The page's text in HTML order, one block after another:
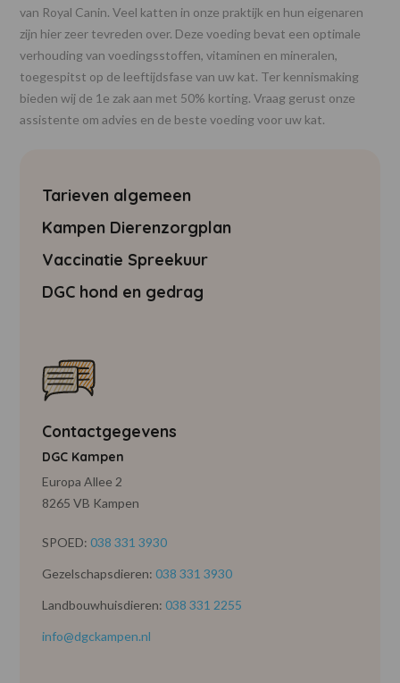
van Royal Canin. Veel katten in onze praktijk en hun eigenaren
zijn hier zeer tevreden over. Deze voeding bevat een optimale
verhouding van voedingsstoffen, vitaminen en mineralen,
toegespitst op de leeftijdsfase van uw kat. Ter kennismaking
bieden wij de 1e zak aan met 50% korting. Vraag gerust onze
assistente om advies en de beste voeding voor uw kat.
Tarieven algemeen
Kampen Dierenzorgplan
Vaccinatie Spreekuur
DGC hond en gedrag
Contactgegevens
DGC Kampen
Europa Allee 2
8265 VB Kampen
SPOED: 038 331 3930
Gezelschapsdieren: 038 331 3930
Landbouwhuisdieren: 038 331 2255
info@dgckampen.nl